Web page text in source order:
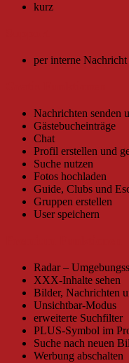
kurz
per interne Nachricht
Nachrichten senden
Gästebucheinträge
Chat
Profil erstellen und
Suche nutzen
Fotos hochladen
Guide, Clubs und
Gruppen erstellen
User speichern
Radar –
XXX-Inhalte sehen
Bilder, Nachrichten
Unsichtbar-Modus
erweiterte Suchfilter
PLUS-Symbol im
Suche nach neuen
Werbung abschalten